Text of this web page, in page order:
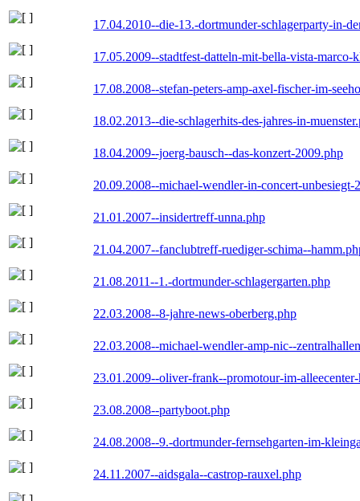
17.04.2010--die-13.-dortmunder-schlagerparty-in-
17.05.2009--stadtfest-datteln-mit-bella-vista-marco-
17.08.2008--stefan-peters-amp-axel-fischer-im-
18.02.2013--die-schlagerhits-des-jahres-in-
18.04.2009--joerg-bausch--das-konzert-2009.php
20.09.2008--michael-wendler-in-concert-unbesiegt-
21.01.2007--insidertreff-unna.php
21.04.2007--fanclubtreff-ruediger-schima--
21.08.2011--1.-dortmunder-schlagergarten.php
22.03.2008--8-jahre-news-oberberg.php
22.03.2008--michael-wendler-amp-nic--
23.01.2009--oliver-frank--promotour-im-
23.08.2008--partyboot.php
24.08.2008--9.-dortmunder-fernsehgarten-im-
24.11.2007--aidsgala--castrop-rauxel.php